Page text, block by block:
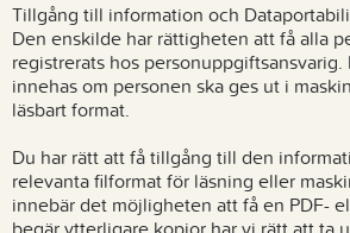
Tillgång till information och
Den enskilde har rättigheten att få alla
registrerats hos
innehas om personen ska ges ut i
läsbart format.
Du har rätt att få tillgång till den
relevanta filformat för läsning eller
innebär det möjligheten att få en PDF-